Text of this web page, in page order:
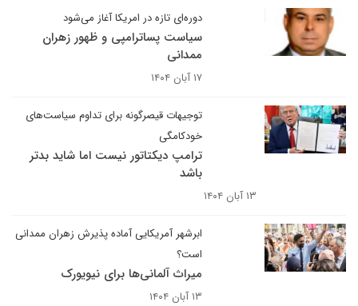
دوره‌ای تازه در امریکا آغاز می‌شود
سیاست پساترامپی و ظهور زهران
ممدانی
۱۷ آبان ۱۴۰۴
توجیهات قیصرگونه برای تداوم سیاست‌های
خودکامگی
ترامپ دیکتاتور نیست اما شاید بدتر
باشد
۱۳ آبان ۱۴۰۴
ابرشهر آمریکایی آماده پذیرش زهران ممدانی
است؟
میراث آلمانی‌ها برای نیویورک
۱۳ آبان ۱۴۰۴